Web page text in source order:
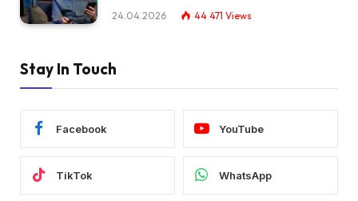
24.04.2026 44 471 Views
Stay In Touch
Facebook YouTube
TikTok WhatsApp